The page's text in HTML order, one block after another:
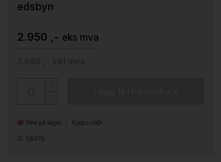
edsbyn
2.950 ,- eks mva
Ikke på lager Kjøpsvilkår
ID: 56976